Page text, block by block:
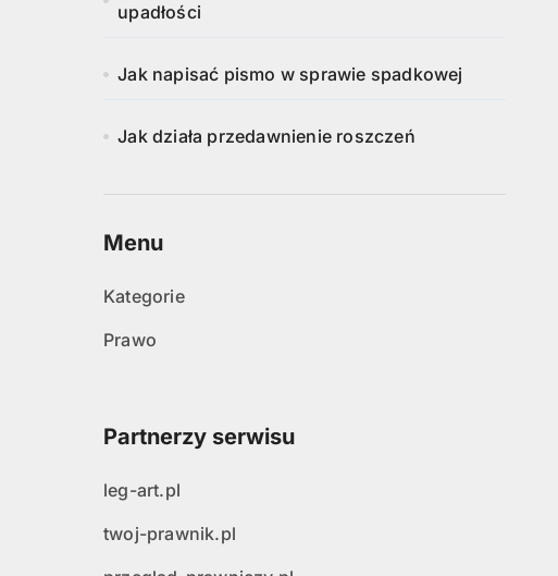
upadłości
Jak napisać pismo w sprawie spadkowej
Jak działa przedawnienie roszczeń
Menu
Kategorie
Prawo
Partnerzy serwisu
leg-art.pl
twoj-prawnik.pl